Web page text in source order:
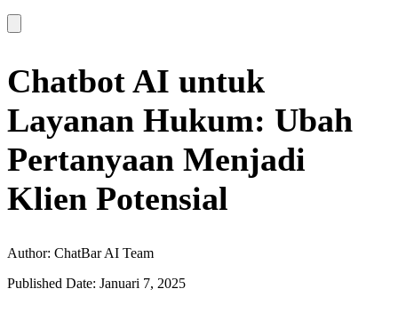
Chatbot AI untuk
Layanan Hukum: Ubah
Pertanyaan Menjadi
Klien Potensial
Author: ChatBar AI Team
Published Date: Januari 7, 2025